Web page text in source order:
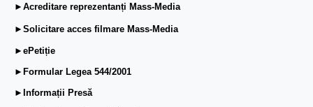
►Acreditare reprezentanți Mass-Media
►Solicitare acces filmare Mass-Media
►ePetiție
►Formular Legea 544/2001
►Informații Presă